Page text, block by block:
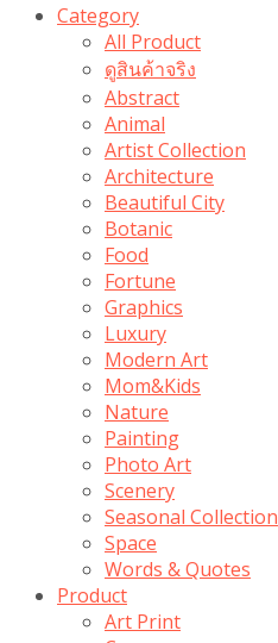
Category
All Product
ดูสินค้าจริง
Abstract
Animal
Artist Collection
Architecture
Beautiful City
Botanic
Food
Fortune
Graphics
Luxury
Modern Art
Mom&Kids
Nature
Painting
Photo Art
Scenery
Seasonal Collection
Space
Words & Quotes
Product
Art Print